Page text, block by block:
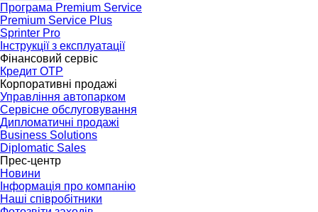
Програма Premium Service
Premium Service Plus
Sprinter Pro
Інструкції з експлуатації
Фінансовий сервіс
Кредит OTP
Корпоративні продажі
Управління автопарком
Сервісне обслуговування
Дипломатичні продажі
Business Solutions
Diplomatic Sales
Прес-центр
Новини
Інформація про компанію
Наші співробітники